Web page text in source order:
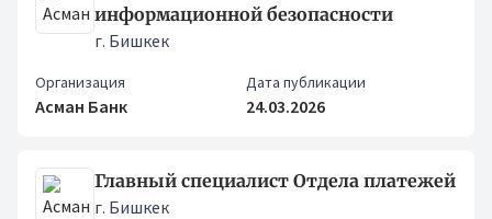
информационной безопасности
г. Бишкек
Организация
Асман Банк
Дата публикации
24.03.2026
Главный специалист Отдела платежей
г. Бишкек